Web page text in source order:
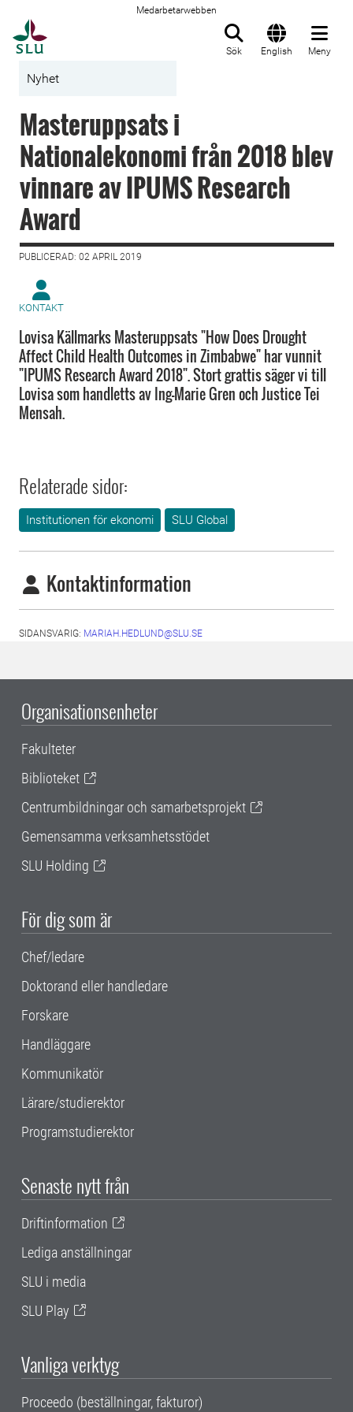
Medarbetarwebben
Sök English Meny
Nyhet
Masteruppsats i
Nationalekonomi från 2018 blev
vinnare av IPUMS Research
Award
PUBLICERAD: 02 APRIL 2019
KONTAKT
Lovisa Källmarks Masteruppsats "How Does Drought
Affect Child Health Outcomes in Zimbabwe" har vunnit
"IPUMS Research Award 2018". Stort grattis säger vi till
Lovisa som handletts av Ing-Marie Gren och Justice Tei
Mensah.
Relaterade sidor:
Institutionen för ekonomi SLU Global
Kontaktinformation
SIDANSVARIG: MARIAH.HEDLUND@SLU.SE
Organisationsenheter
Fakulteter
Biblioteket
Centrumbildningar och samarbetsprojekt
Gemensamma verksamhetsstödet
SLU Holding
För dig som är
Chef/ledare
Doktorand eller handledare
Forskare
Handläggare
Kommunikatör
Lärare/studierektor
Programstudierektor
Senaste nytt från
Driftinformation
Lediga anställningar
SLU i media
SLU Play
Vanliga verktyg
Proceedo (beställningar, fakturor)